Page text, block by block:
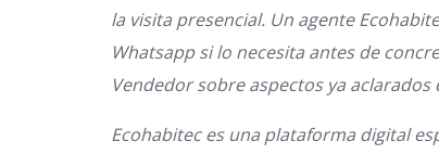
la visita presencial. Un agente
Whatsapp si lo necesita antes de
Vendedor sobre aspectos ya
Ecohabitec es una plataforma digital